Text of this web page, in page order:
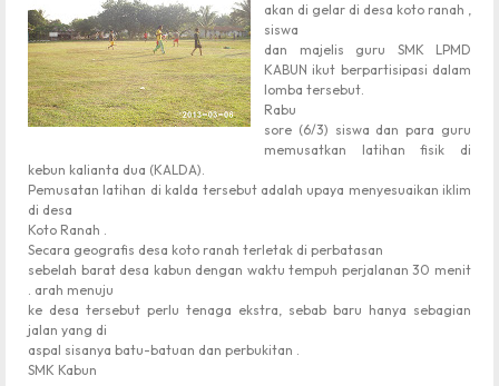
akan di gelar di desa koto ranah ,
siswa
dan majelis guru SMK LPMD
KABUN ikut berpartisipasi dalam
lomba tersebut.
Rabu
sore (6/3) siswa dan para guru
memusatkan latihan fisik di
kebun kalianta dua (KALDA).
Pemusatan latihan di kalda tersebut adalah upaya menyesuaikan iklim
di desa
Koto Ranah .
Secara geografis desa koto ranah terletak di perbatasan
sebelah barat desa kabun dengan waktu tempuh perjalanan 30 menit
. arah menuju
ke desa tersebut perlu tenaga ekstra, sebab baru hanya sebagian
jalan yang di
aspal sisanya batu-batuan dan perbukitan .
SMK Kabun